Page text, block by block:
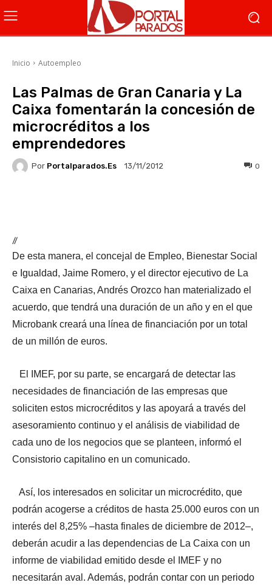
Inicio Autoempleo
Las Palmas de Gran Canaria y La
Caixa fomentarán la concesión de
microcréditos a los
emprendedores
Por Portalparados.es 13/11/2012 0
//
De esta manera, el concejal de Empleo, Bienestar Social
e Igualdad, Jaime Romero, y el director ejecutivo de La
Caixa en Canarias, Andrés Orozco han materializado el
acuerdo, que tendrá una duración de un año y en el que
Microbank creará una línea de financiación por un total
de un millón de euros.
El IMEF, por su parte, se encargará de detectar las
necesidades de financiación de las empresas que
soliciten estos microcréditos y las apoyará a través del
asesoramiento continuo y el análisis de viabilidad de
cada uno de los negocios que se planteen, informó el
Consistorio capitalino en un comunicado.
Así, los interesados en solicitar un microcrédito, que
podrán acogerse a créditos de hasta 25.000 euros con un
interés del 8,25% –hasta finales de diciembre de 2012–,
deberán acudir a las dependencias de La Caixa con un
informe de viabilidad emitido desde el IMEF y no
necesitarán aval. Además, podrán contar con un periodo